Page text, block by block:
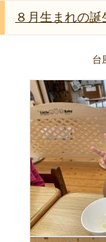
８月生まれの
台